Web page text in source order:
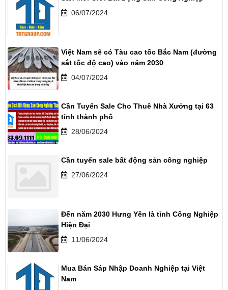
06/07/2024
Việt Nam sẽ có Tàu cao tốc Bắc Nam (đường
sắt tốc độ cao) vào năm 2030
04/07/2024
Cần Tuyển Sale Cho Thuê Nhà Xưởng tại 63
tỉnh thành phố
28/06/2024
Cần tuyển sale bất động sản công nghiệp
27/06/2024
Đến năm 2030 Hưng Yên là tỉnh Công Nghiệp
Hiện Đại
11/06/2024
Mua Bán Sáp Nhập Doanh Nghiệp tại Việt
Nam